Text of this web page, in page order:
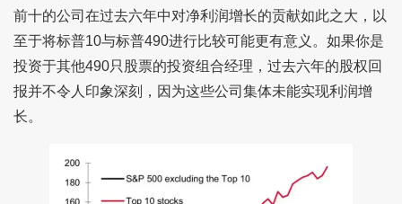
前十的公司在过去六年中对净利润增长的贡献如此之大，以
至于将标普10与标普490进行比较可能更有意义。如果你是
投资于其他490只股票的投资组合经理，过去六年的股权回
报并不令人印象深刻，因为这些公司集体未能实现利润增
长。